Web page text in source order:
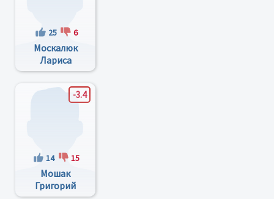
25 6
Москалюк
Лариса
Владимировна
-3.4
14 15
Мошак
Григорий